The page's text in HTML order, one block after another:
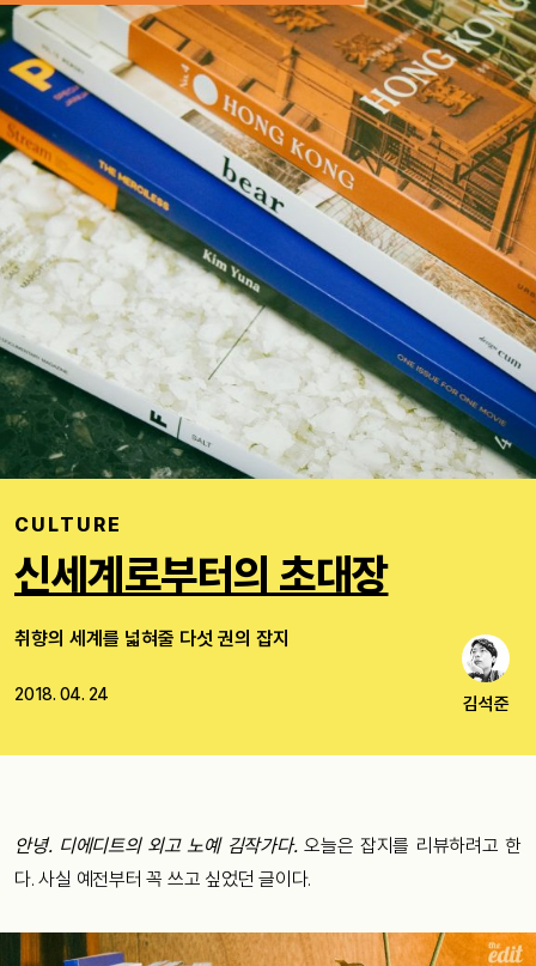
CULTURE
신세계로부터의 초대장
취향의 세계를 넓혀줄 다섯 권의 잡지
2018. 04. 24 김석준
안녕. 디에디트의 외고 노예 김작가다. 오늘은 잡지를 리뷰하려고 한
다.사실 예전부터 꼭 쓰고 싶었던 글이다.